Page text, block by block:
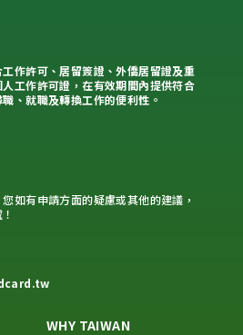
作許可、居留簽證、外僑居留證及重
工作許可證，在有效期間內提供符合
、就職及轉換工作的便利性。
如有申請方面的疑慮或其他的建議，
WHY TAIWAN